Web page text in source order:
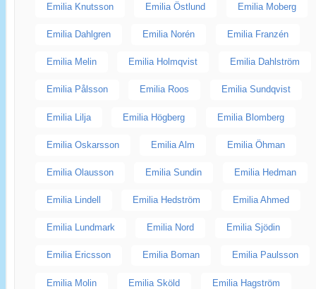
Emilia Knutsson Emilia Östlund Emilia Moberg
Emilia Dahlgren Emilia Norén Emilia Franzén
Emilia Melin Emilia Holmqvist Emilia Dahlström
Emilia Pålsson Emilia Roos Emilia Sundqvist
Emilia Lilja Emilia Högberg Emilia Blomberg
Emilia Oskarsson Emilia Alm Emilia Öhman
Emilia Olausson Emilia Sundin Emilia Hedman
Emilia Lindell Emilia Hedström Emilia Ahmed
Emilia Lundmark Emilia Nord Emilia Sjödin
Emilia Ericsson Emilia Boman Emilia Paulsson
Emilia Molin Emilia Sköld Emilia Hagström